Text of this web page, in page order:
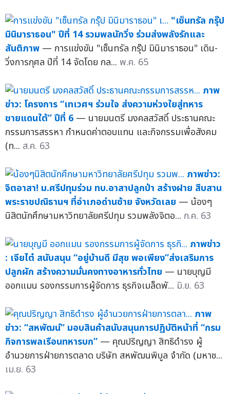
"เซ็นทรัล กรุ๊ป
มินิมาราธอน" ปีที่ 14 รวมพลนักวิ่ง ร่วมส่งพลังรักและ
สันติภาพ — การแข่งขัน "เซ็นทรัล กรุ๊ป มินิมาราธอน" เดิน-
วิ่งการกุศล ปีที่ 14 จัดโดย กล... พ.ค. 65
ภาพ
ข่าว: โครงการ “เทเวศฯ ร่วมใจ ส่งความห่วงใยสู่ทหาร
ชายแดนใต้” ปีที่ 6 — นายมนตรี มงคลสวัสดิ์ ประธานคณะ
กรรมการสรรหา กำหนดค่าตอบแทน และกิจกรรมเพื่อสังคม
(ท... ส.ค. 63
ภาพข่าว:
จิตอาสา! ม.ศรีปทุมร่วม ทบ.อาสาปลูกป่า สร้างฝาย สืบสาน
พระราชปณิธานฯ ที่อำเภอด่านซ้าย จังหวัดเลย — น้องๆ
นิสิตนักศึกษามหาวิทยาลัยศรีปทุม รวมพลังจิตอ... ก.ค. 63
ภาพข่าว
: เจียไต๋ สนับสนุน “อยู่บ้านดี มีสุข พอเพียง”ส่งเสริมการ
ปลูกผัก สร้างความมั่นคงทางอาหารทั่วไทย — นายบุญมี
ออกแมน รองกรรมการผู้จัดการ ธุรกิจเมล็ดพั... มิ.ย. 63
ภาพ
ข่าว: “สหพัฒน์” มอบสินค้าสนับสนุนการปฏิบัติหน้าที่ “กรม
กิจการพลเรือนทหารบก” — คุณปริญญา สิทธิดำรง ผู้
อำนวยการฝ่ายการตลาด บริษัท สหพัฒนพิบูล จำกัด (มหาช...
เม.ย. 63